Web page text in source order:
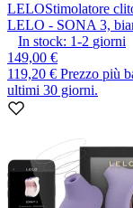
LELOStimolatore
LELO - SONA 3,
In stock: 1-2 giorni
149,00 €
119,20 € Prezzo più
ultimi 30 giorni.